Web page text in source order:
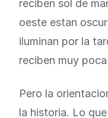
reciben sol de
oeste estan
iluminan por la
reciben muy
Pero la
la historia. Lo